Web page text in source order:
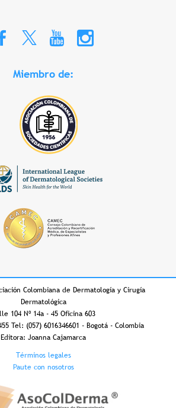
Miembro de:
Colombiana de Dermatología y Cirugía
Dermatológica
104 Nº 14a - 45 Oficina 603
Tel: (057) 6016346601 - Bogotá - Colombia
Editora: Joanna Cajamarca
Términos legales
Paute con nosotros